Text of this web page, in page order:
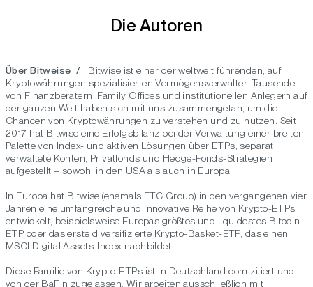
Die Autoren
Über Bitweise / Bitwise ist einer der weltweit führenden, auf
Kryptowährungen spezialisierten Vermögensverwalter. Tausende
von Finanzberatern, Family Offices und institutionellen Anlegern auf
der ganzen Welt haben sich mit uns zusammengetan, um die
Chancen von Kryptowährungen zu verstehen und zu nutzen. Seit
2017 hat Bitwise eine Erfolgsbilanz bei der Verwaltung einer breiten
Palette von Index- und aktiven Lösungen über ETPs, separat
verwaltete Konten, Privatfonds und Hedge-Fonds-Strategien
aufgestellt – sowohl in den USA als auch in Europa.
In Europa hat Bitwise (ehemals ETC Group) in den vergangenen vier
Jahren eine umfangreiche und innovative Reihe von Krypto-ETPs
entwickelt, beispielsweise Europas größtes und liquidestes Bitcoin-
ETP oder das erste diversifizierte Krypto-Basket-ETP, das einen
MSCI Digital Assets-Index nachbildet.
Diese Familie von Krypto-ETPs ist in Deutschland domiziliert und
von der BaFin zugelassen. Wir arbeiten ausschließlich mit